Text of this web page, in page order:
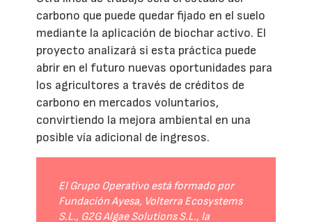
carbono que puede quedar fijado en el suelo
mediante la aplicación de biochar activo. El
proyecto analizará si esta práctica puede
abrir en el futuro nuevas oportunidades para
los agricultores a través de créditos de
carbono en mercados voluntarios,
convirtiendo la mejora ambiental en una
posible vía adicional de ingresos.
El Grupo Operativo está formado por
Fundación Ayesa, Volterra Ecosystems
S.L., G2G Algae Solutions S.L., la